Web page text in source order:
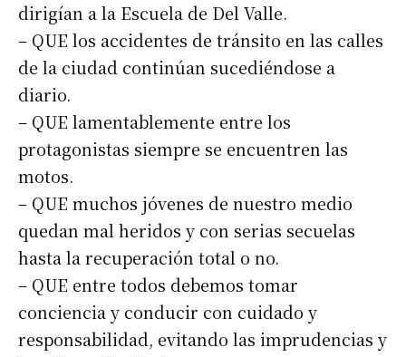
dirigían a la Escuela de Del Valle.
– QUE los accidentes de tránsito en las calles
de la ciudad continúan sucediéndose a
diario.
– QUE lamentablemente entre los
protagonistas siempre se encuentren las
motos.
– QUE muchos jóvenes de nuestro medio
quedan mal heridos y con serias secuelas
hasta la recuperación total o no.
– QUE entre todos debemos tomar
conciencia y conducir con cuidado y
responsabilidad, evitando las imprudencias y